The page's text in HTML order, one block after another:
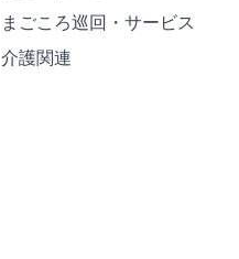
まごころ巡回・サービス
介護関連